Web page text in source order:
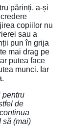
părinți, a-și
copiilor nu
sau a
pun în grija
mai drag pe
putea face
munci. Iar
pentru
de
să (mai)